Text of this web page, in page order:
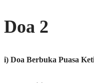
Doa 2
i) Doa Berbuka Puasa